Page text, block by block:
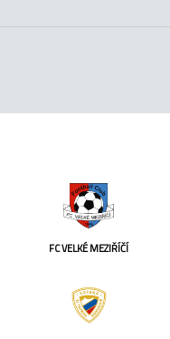
FC VELKÉ MEZIŘÍČÍ